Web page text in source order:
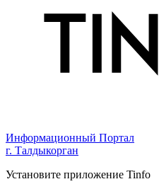
Информационный Портал
г. Талдыкорган
Установите приложение Tinfo